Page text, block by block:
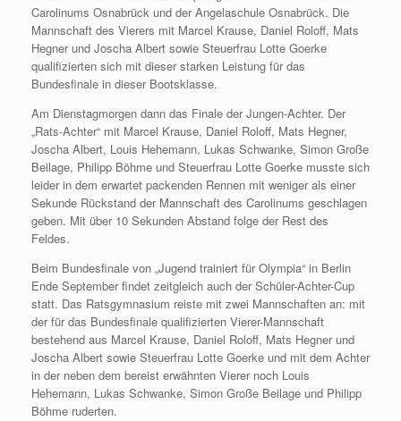
Carolinums Osnabrück und der Angelaschule Osnabrück. Die
Mannschaft des Vierers mit Marcel Krause, Daniel Roloff, Mats
Hegner und Joscha Albert sowie Steuerfrau Lotte Goerke
qualifizierten sich mit dieser starken Leistung für das
Bundesfinale in dieser Bootsklasse.
Am Dienstagmorgen dann das Finale der Jungen-Achter. Der
„Rats-Achter“ mit Marcel Krause, Daniel Roloff, Mats Hegner,
Joscha Albert, Louis Hehemann, Lukas Schwanke, Simon Große
Beilage, Philipp Böhme und Steuerfrau Lotte Goerke musste sich
leider in dem erwartet packenden Rennen mit weniger als einer
Sekunde Rückstand der Mannschaft des Carolinums geschlagen
geben. Mit über 10 Sekunden Abstand folge der Rest des
Feldes.
Beim Bundesfinale von „Jugend trainiert für Olympia“ in Berlin
Ende September findet zeitgleich auch der Schüler-Achter-Cup
statt. Das Ratsgymnasium reiste mit zwei Mannschaften an: mit
der für das Bundesfinale qualifizierten Vierer-Mannschaft
bestehend aus Marcel Krause, Daniel Roloff, Mats Hegner und
Joscha Albert sowie Steuerfrau Lotte Goerke und mit dem Achter
in der neben dem bereist erwähnten Vierer noch Louis
Hehemann, Lukas Schwanke, Simon Große Beilage und Philipp
Böhme ruderten.